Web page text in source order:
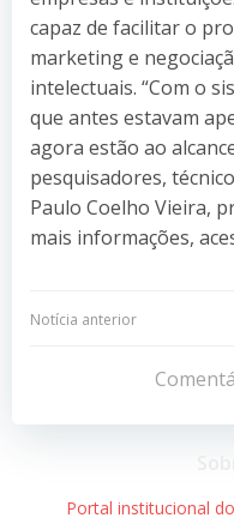
capaz de facilitar o
marketing e
intelectuais. “Com o
que antes estavam
agora estão ao
pesquisadores,
Paulo Coelho Vieira,
mais informações,
Post
Notícia anterior
Portal institucional